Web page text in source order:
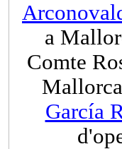
a
Comte
García